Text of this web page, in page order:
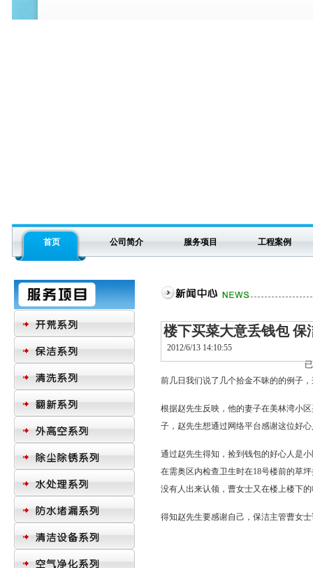
首页 公司简介 服务项目 工程案例
楼下买菜大意丢钱包 保
2012/6/13 14:10:55
前几日我们说了几个拾金不昧的的例子
根据赵先生反映，他的妻子在美林湾小
子，赵先生想通过网络平台感谢这位好
通过赵先生得知，捡到钱包的好心人是
在需奥区内检查卫生时在18号楼前的草
没有人出来认领，曹女士又在楼上楼下
得知赵先生要感谢自己， 保洁主管曹女